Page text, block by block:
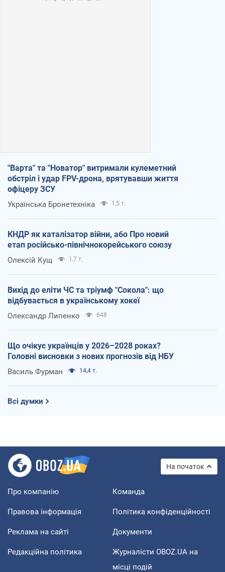
"Варта" та "Новатор" витримали кулеметний
обстріл і удар FPV-дрона, врятувавши життя
офіцеру ЗСУ
Українська Бронетехніка 1,5 т.
КНДР як каталізатор війни, або Про новий
етап російсько-північнокорейського союзу
Олексій Кущ 1,7 т.
Вихід до еліти ЧС та тріумф "Сокола": що
відбувається в українському хокеї
Олександр Липенко 648
Що очікує українців у 2026–2028 роках?
Головні висновки з нових прогнозів від НБУ
Василь Фурман 14,4 т.
Всі думки
На початок
Про компанію Команда
Правова інформація Політика конфіденційності
Реклама на сайті Документи
Редакційна політика
Журналісти OBOZ.UA на
місці подій